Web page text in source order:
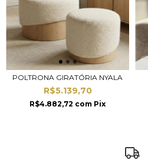
POLTRONA GIRATÓRIA NYALA
R$5.139,70
R$4.882,72 com Pix